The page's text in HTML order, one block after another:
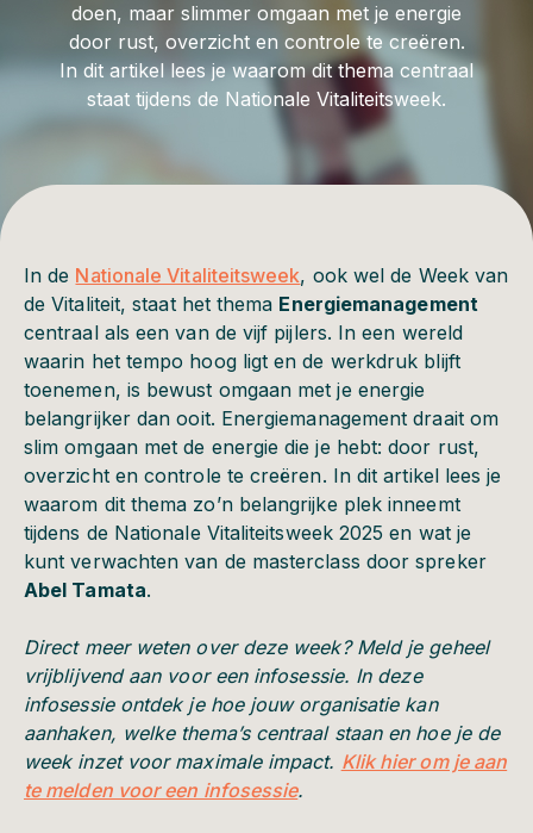
doen, maar slimmer omgaan met je energie
door rust, overzicht en controle te creëren.
In dit artikel lees je waarom dit thema centraal
staat tijdens de Nationale Vitaliteitsweek.
In de Nationale Vitaliteitsweek, ook wel de Week van
de Vitaliteit, staat het thema Energiemanagement
centraal als een van de vijf pijlers. In een wereld
waarin het tempo hoog ligt en de werkdruk blijft
toenemen, is bewust omgaan met je energie
belangrijker dan ooit. Energiemanagement draait om
slim omgaan met de energie die je hebt: door rust,
overzicht en controle te creëren. In dit artikel lees je
waarom dit thema zo’n belangrijke plek inneemt
tijdens de Nationale Vitaliteitsweek 2025 en wat je
kunt verwachten van de masterclass door spreker
Abel Tamata.
Direct meer weten over deze week? Meld je geheel
vrijblijvend aan voor een infosessie. In deze
infosessie ontdek je hoe jouw organisatie kan
aanhaken, welke thema’s centraal staan en hoe je de
week inzet voor maximale impact. Klik hier om je aan
te melden voor een infosessie.